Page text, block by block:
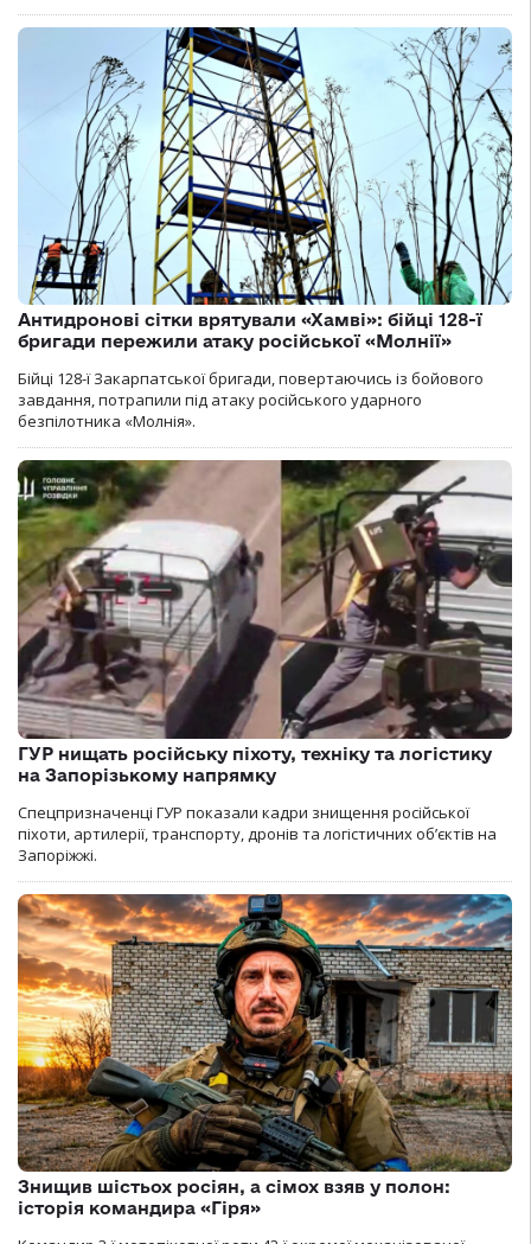
Антидронові сітки врятували «Хамві»: бійці 128-ї
бригади пережили атаку російської «Молнії»
Бійці 128-ї Закарпатської бригади, повертаючись із бойового
завдання, потрапили під атаку російського ударного
безпілотника «Молнія».
ГУР нищать російську піхоту, техніку та логістику
на Запорізькому напрямку
Спецпризначенці ГУР показали кадри знищення російської
піхоти, артилерії, транспорту, дронів та логістичних об’єктів на
Запоріжжі.
Знищив шістьох росіян, а сімох взяв у полон:
історія командира «Гіря»